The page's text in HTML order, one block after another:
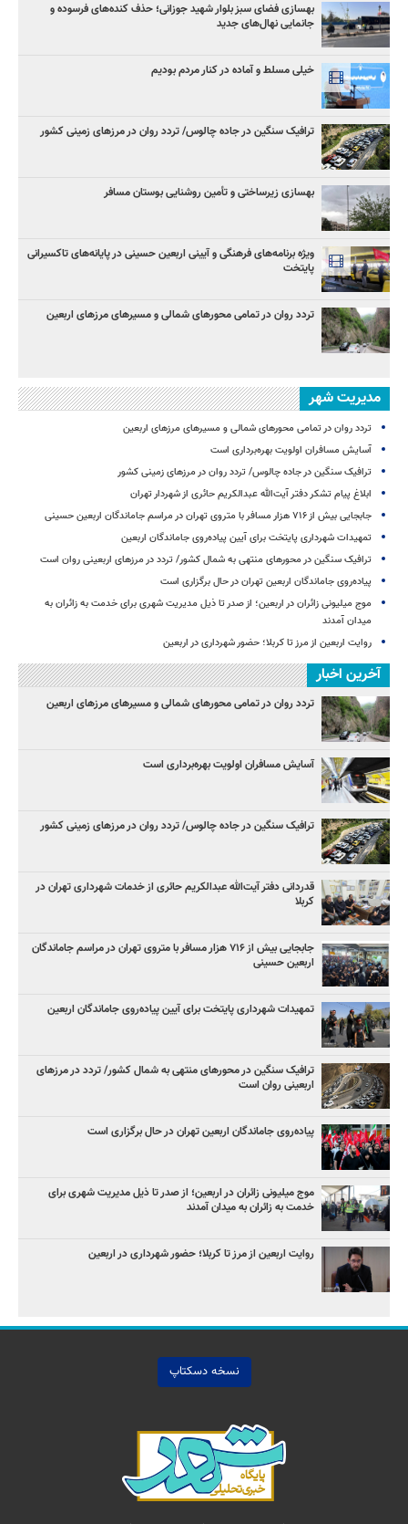
بهسازی فضای سبز بلوار شهید جوزانی؛ حذف کنده‌های فرسوده و
جانمایی نهال‌های جدید
خیلی مسلط و آماده در کنار مردم بودیم
ترافیک سنگین در جاده چالوس/ تردد روان در مرزهای زمینی کشور
بهسازی زیرساختی و تأمین روشنایی بوستان مسافر
ویژه برنامه‌های فرهنگی و آیینی اربعین حسینی در پایانه‌های تاکسیرانی
پایتخت
تردد روان در تمامی محورهای شمالی و مسیرهای مرزهای اربعین
مدیریت شهر
تردد روان در تمامی محورهای شمالی و مسیرهای مرزهای اربعین
آسایش مسافران اولویت بهره‌برداری است
ترافیک سنگین در جاده چالوس/ تردد روان در مرزهای زمینی کشور
ابلاغ پیام تشکر دفتر آیت‌الله عبدالکریم حائری از شهردار تهران
جابجایی بیش از ۷۱۶ هزار مسافر با متروی تهران در مراسم جاماندگان اربعین حسینی
تمهیدات شهرداری پایتخت برای آیین پیاده‌روی جاماندگان اربعین
ترافیک سنگین در محورهای منتهی به شمال کشور/ تردد در مرزهای اربعینی روان است
پیاده‌روی جاماندگان اربعین تهران در حال برگزاری است
موج میلیونی زائران در اربعین؛ از صدر تا ذیل مدیریت شهری برای خدمت به زائران به
میدان آمدند
روایت اربعین از مرز تا کربلا؛ حضور شهرداری در اربعین
آخرین اخبار
تردد روان در تمامی محورهای شمالی و مسیرهای مرزهای اربعین
آسایش مسافران اولویت بهره‌برداری است
ترافیک سنگین در جاده چالوس/ تردد روان در مرزهای زمینی کشور
قدردانی دفتر آیت‌الله عبدالکریم حائری از خدمات شهرداری تهران در
کربلا
جابجایی بیش از ۷۱۶ هزار مسافر با متروی تهران در مراسم جاماندگان
اربعین حسینی
تمهیدات شهرداری پایتخت برای آیین پیاده‌روی جاماندگان اربعین
ترافیک سنگین در محورهای منتهی به شمال کشور/ تردد در مرزهای
اربعینی روان است
پیاده‌روی جاماندگان اربعین تهران در حال برگزاری است
موج میلیونی زائران در اربعین؛ از صدر تا ذیل مدیریت شهری برای
خدمت به زائران به میدان آمدند
روایت اربعین از مرز تا کربلا؛ حضور شهرداری در اربعین
نسخه دسکتاپ